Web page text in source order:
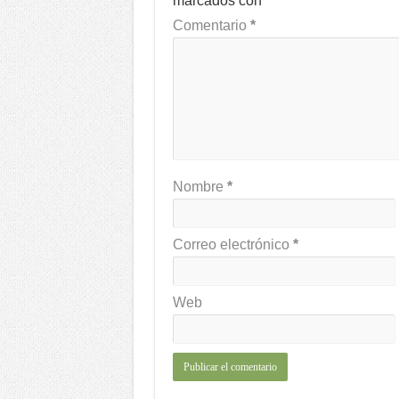
Comentario *
Nombre *
Correo electrónico *
Web